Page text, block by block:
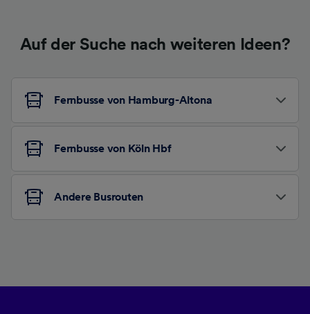
Auf der Suche nach weiteren Ideen?
Fernbusse von Hamburg-Altona
Fernbusse von Köln Hbf
Andere Busrouten